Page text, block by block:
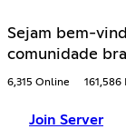
Sejam bem-
comunidade
6,315 Online 161,586
Join Server